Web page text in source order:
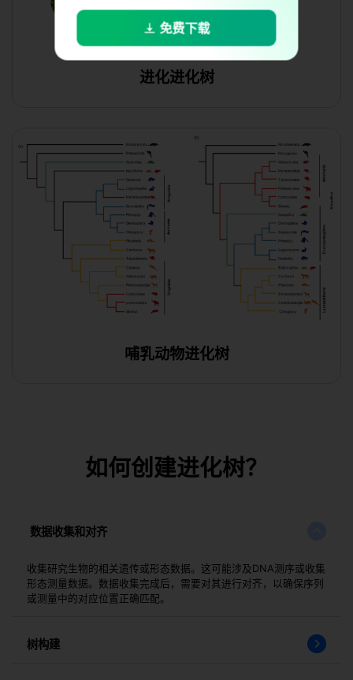
进化进化树
哺乳动物进化树
如何创建进化树？
数据收集和对齐
收集研究生物的相关遗传或形态数据。这可能涉及DNA测序或收集
形态测量数据。数据收集完成后，需要对其进行对齐，以确保序列
或测量中的对应位置正确匹配。
树构建
免费下载